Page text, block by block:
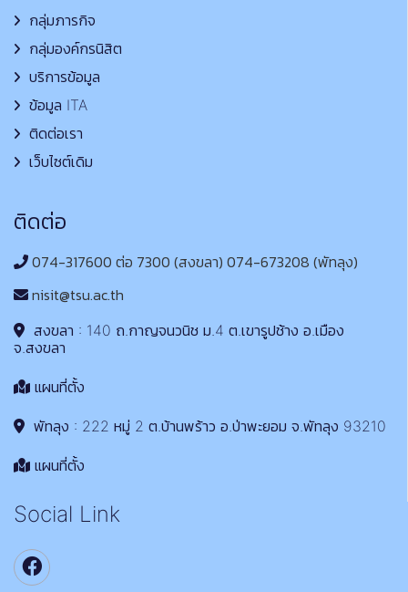
กลุ่มภารกิจ
กลุ่มองค์กรนิสิต
บริการข้อมูล
ข้อมูล ITA
ติดต่อเรา
เว็บไซต์เดิม
ติดต่อ
074-317600 ต่อ 7300 (สงขลา) 074-673208 (พัทลุง)
nisit@tsu.ac.th
สงขลา : 140 ถ.กาญจนวนิช ม.4 ต.เขารูปช้าง อ.เมือง
จ.สงขลา
แผนที่ตั้ง
พัทลุง : 222 หมู่ 2 ต.บ้านพร้าว อ.ป่าพะยอม จ.พัทลุง 93210
แผนที่ตั้ง
Social Link